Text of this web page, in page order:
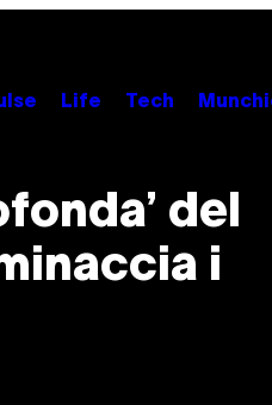
Life Tech
del
i